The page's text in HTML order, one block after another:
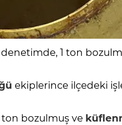
1 ton
ekiplerince ilçedeki
bozulmuş ve